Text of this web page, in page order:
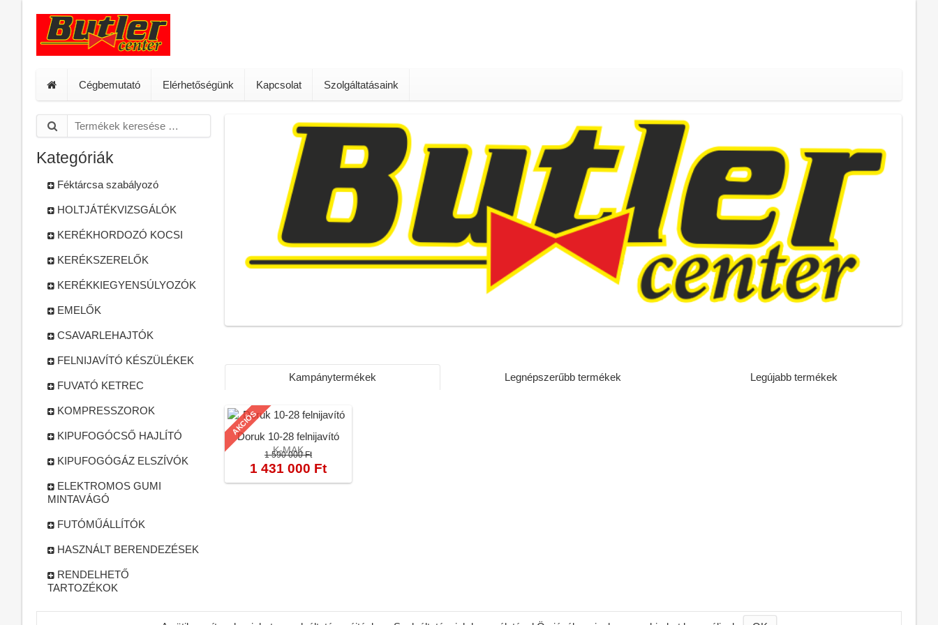
Cégbemutató Elérhetőségünk Kapcsolat Szolgáltatásaink
Kategóriák
Féktárcsa szabályozó
HOLTJÁTÉKVIZSGÁLÓK
KERÉKHORDOZÓ KOCSI
KERÉKSZERELŐK
KERÉKKIEGYENSÚLYOZÓK
EMELŐK
CSAVARLEHAJTÓK
FELNIJAVÍTÓ KÉSZÜLÉKEK
FUVATÓ KETREC
KOMPRESSZOROK
KIPUFOGÓCSŐ HAJLÍTÓ
KIPUFOGÓGÁZ ELSZÍVÓK
ELEKTROMOS GUMI
MINTAVÁGÓ
FUTÓMŰÁLLÍTÓK
HASZNÁLT BERENDEZÉSEK
RENDELHETŐ
TARTOZÉKOK
Kampánytermékek Legnépszerűbb termékek Legújabb termékek
AKCIÓS
Doruk 10-28 felnijavító
K-MAK
1 590 000 Ft
1 431 000 Ft